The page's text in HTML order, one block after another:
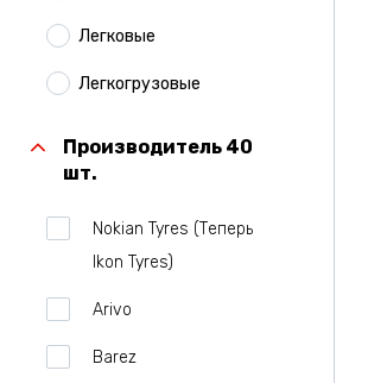
Легковые
Легкогрузовые
Производитель 40
шт.
Nokian Tyres (Теперь
Ikon Tyres)
Arivo
Barez